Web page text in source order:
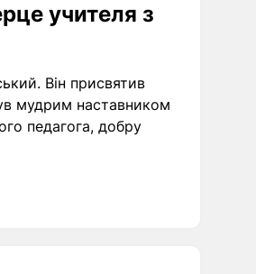
учителя з
Він присвятив
мудрим наставником
педагога, добру